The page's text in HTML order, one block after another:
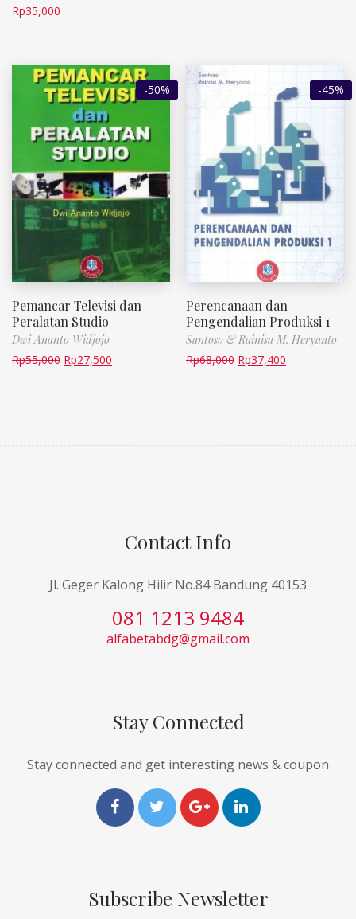
Rp35,000
-50%
Pemancar Televisi dan
Peralatan Studio
Dwi Ananto Widjojo
Rp55,000 Rp27,500
-45%
Perencanaan dan
Pengendalian Produksi 1
Santoso & Rainisa M. Heryanto
Rp68,000 Rp37,400
Contact Info
Jl. Geger Kalong Hilir No.84 Bandung 40153
081 1213 9484
alfabetabdg@gmail.com
Stay Connected
Stay connected and get interesting news & coupon
Subscribe Newsletter